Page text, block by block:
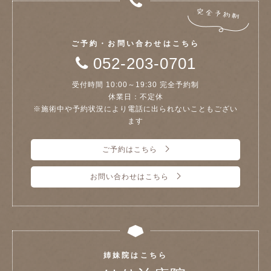
ご予約・お問い合わせはこちら
052-203-0701
受付時間 10:00～19:30 完全予約制
休業日：不定休
※施術中や予約状況により電話に出られないこともござい
ます
ご予約はこちら
お問い合わせはこちら
姉妹院はこちら